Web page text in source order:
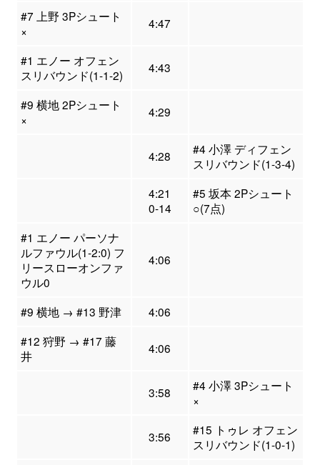
#7 上野 3Pシュート
×
4:47
#1 エノー オフェン
スリバウンド(1-1-2)
4:43
#9 横地 2Pシュート
×
4:29
4:28
#4 小澤 ディフェン
スリバウンド(1-3-4)
4:21
0-14
#5 坂本 2Pシュート
○(7点)
#1 エノー パーソナ
ルファウル(1-2:0) フ
リースローオンファ
ウル0
4:06
#9 横地 → #13 野津
4:06
#12 狩野 → #17 藤
井
4:06
3:58
#4 小澤 3Pシュート
×
3:56
#15 トゥレ オフェン
スリバウンド(1-0-1)